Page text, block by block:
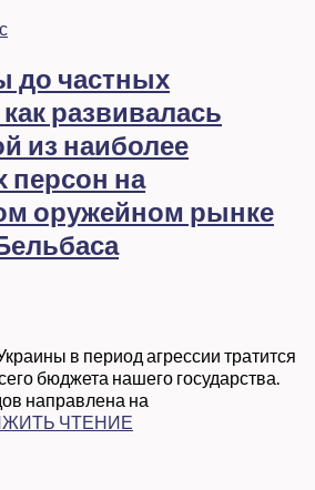
до частных
развивалась
из наиболее
персон на
оружейном рынке
в период агрессии тратится
бюджета нашего государства.
направлена на
ЧТЕНИЕ